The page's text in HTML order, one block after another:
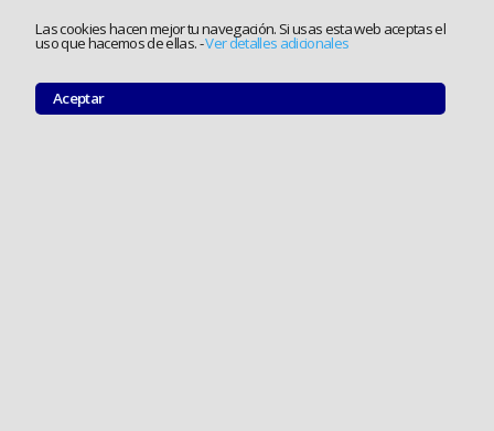
Las cookies hacen mejor tu navegación. Si usas esta web aceptas el
uso que hacemos de ellas.-Ver detalles adicionales
Aceptar